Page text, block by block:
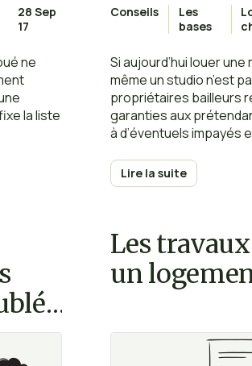
28 Sep
17
ne
la liste
Conseils
Les
bases
Si aujourd’hui louer
même un studio n’est
propriétaires bailleurs
garanties aux
à d’éventuels impayés
Lire la suite
Les
un